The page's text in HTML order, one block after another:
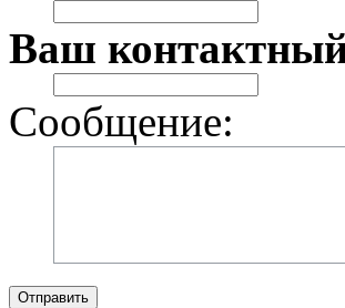
Ваш
Сообщение:
Отправить